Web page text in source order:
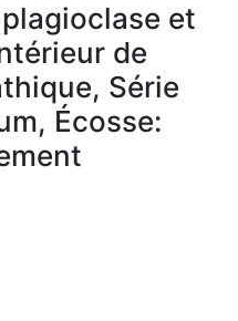
et
de
Série
Écosse: